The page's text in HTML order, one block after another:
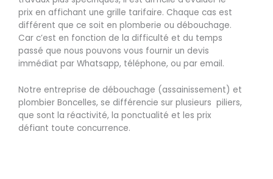
prix en affichant une grille tarifaire. Chaque cas est
différent que ce soit en plomberie ou débouchage.
Car c’est en fonction de la difficulté et du temps
passé que nous pouvons vous fournir un devis
immédiat par Whatsapp, téléphone, ou par email.
Notre entreprise de débouchage (assainissement) et
plombier Boncelles, se différencie sur plusieurs piliers,
que sont la réactivité, la ponctualité et les prix
défiant toute concurrence.